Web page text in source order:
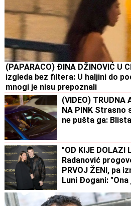
(PAPARACO) ĐINA DŽINOVIĆ U
izgleda bez filtera: U haljini do
mnogi je nisu prepoznali
(VIDEO) TRUDNA
NA PINK Strasno
ne pušta ga:
"OD KIJE DOLAZI
Radanović
PRVOJ ŽENI, pa
Luni Đogani:
se"